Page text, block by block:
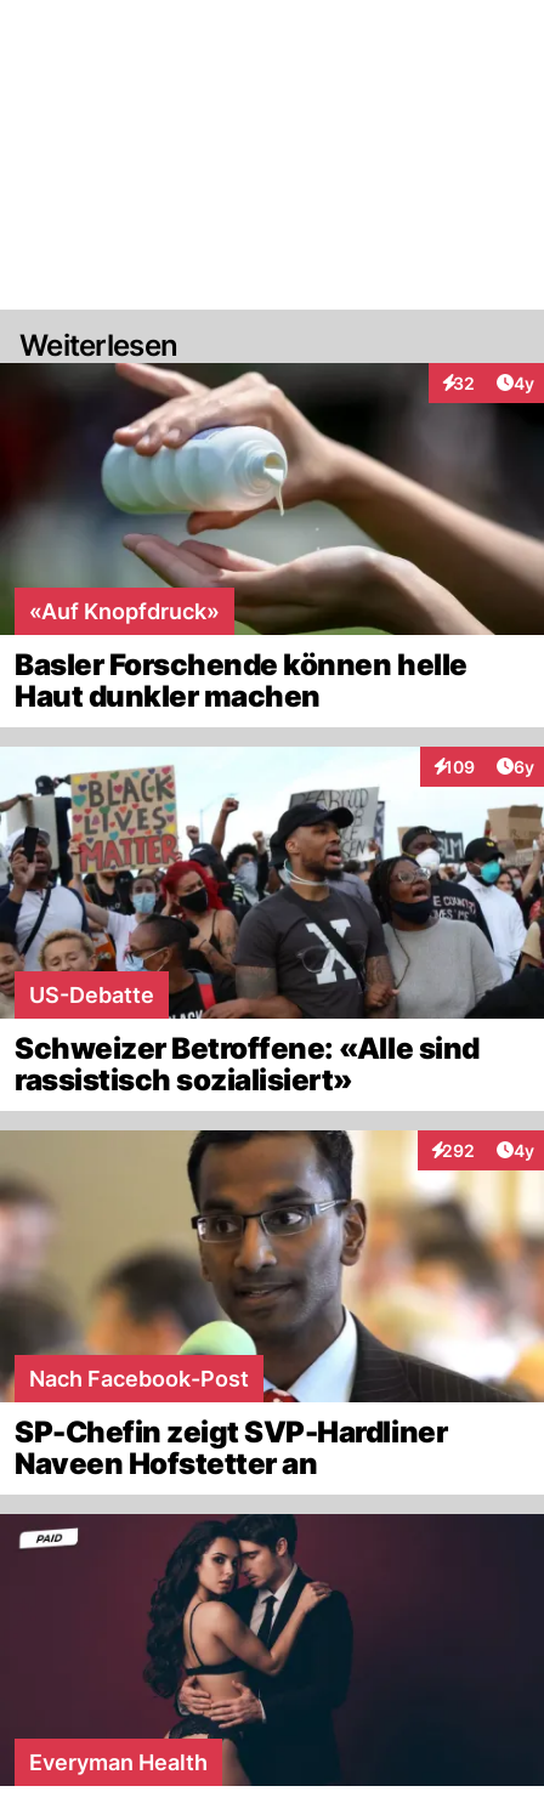
Weiterlesen
32
Interaktionen
4y
«Auf Knopfdruck»
Basler Forschende können helle
Haut dunkler machen
109
Interaktionen
6y
US-Debatte
Schweizer Betroffene: «Alle sind
rassistisch sozialisiert»
292
Interaktionen
4y
Nach Facebook-Post
SP-Chefin zeigt SVP-Hardliner
Naveen Hofstetter an
Everyman Health